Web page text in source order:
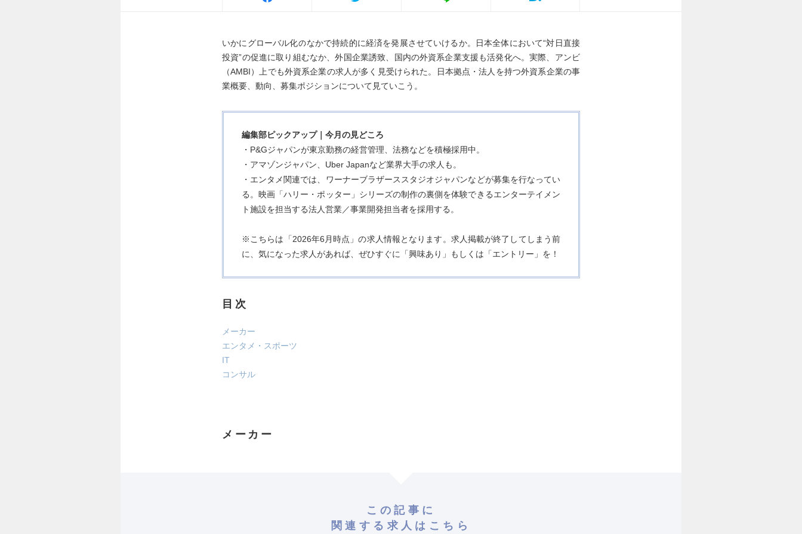
いかにグローバル化のなかで持続的に経済を発展させていけるか。日本全体において“対日直接
投資”の促進に取り組むなか、外国企業誘致、国内の外資系企業支援も活発化へ。実際、アンビ
（AMBI）上でも外資系企業の求人が多く見受けられた。日本拠点・法人を持つ外資系企業の事
業概要、動向、募集ポジションについて見ていこう。
編集部ピックアップ｜今月の見どころ
・P&Gジャパンが東京勤務の経営管理、法務などを積極採用中。
・アマゾンジャパン、Uber Japanなど業界大手の求人も。
・エンタメ関連では、ワーナーブラザーススタジオジャパンなどが募集を行なってい
る。映画「ハリー・ポッター」シリーズの制作の裏側を体験できるエンターテイメン
ト施設を担当する法人営業／事業開発担当者を採用する。
※こちらは「2026年6月時点」の求人情報となります。求人掲載が終了してしまう前
に、気になった求人があれば、ぜひすぐに「興味あり」もしくは「エントリー」を！
目次
メーカー
エンタメ・スポーツ
IT
コンサル
メーカー
この記事に
関連する求人はこちら